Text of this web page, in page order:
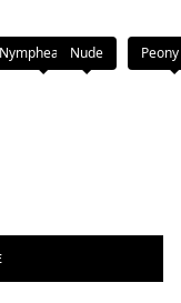
Nymphea PinkNude